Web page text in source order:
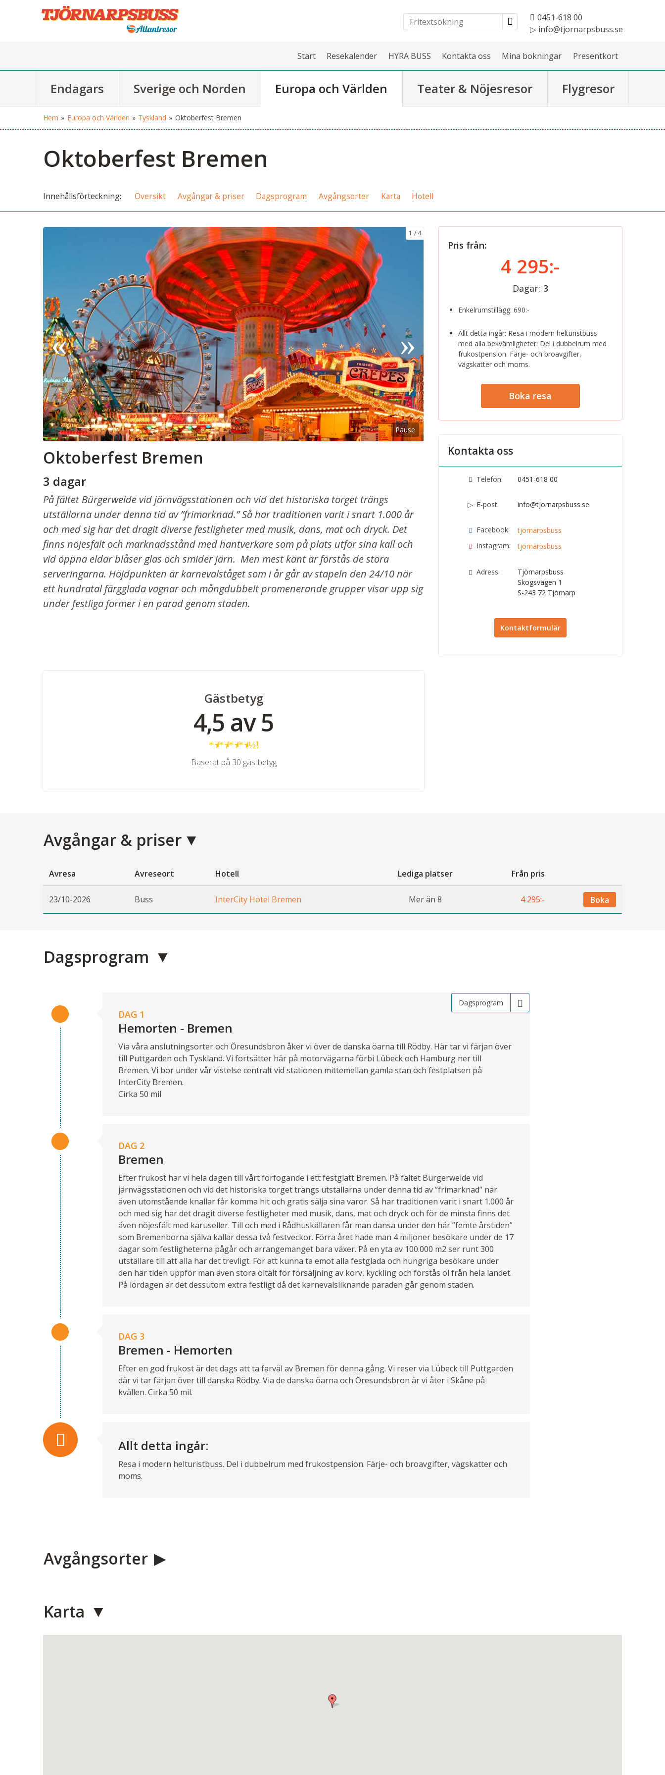
0451-618 00
info@tjornarpsbuss.se
Start Resekalender HYRA BUSS Kontakta oss Mina bokningar Presentkort
Endagars Sverige och Norden Europa och Världen Teater & Nöjesresor Flygresor
Hem » Europa och Världen » Tyskland » Oktoberfest Bremen
Oktoberfest Bremen
Innehållsförteckning Översikt Avgångar & priser Dagsprogram Avgångsorter Karta Hotell
Pause
1 4
Oktoberfest Bremen
3 dagar
På fältet Bürgerweide vid järnvägsstationen och vid det historiska torget trängs
utställarna under denna tid av ”frimarknad.” Så har traditionen varit i snart 1.000 år
och med sig har det dragit diverse festligheter med musik, dans, mat och dryck. Det
finns nöjesfält och marknadsstånd med hantverkare som på plats utför sina kall och
vid öppna eldar blåser glas och smider järn. Men mest känt är förstås de stora
serveringarna. Höjdpunkten är karnevalståget som i år går av stapeln den 24/10 när
ett hundratal färgglada vagnar och mångdubbelt promenerande grupper visar upp sig
under festliga former i en parad genom staden.
Gästbetyg
4,5 av 5
★★★★ ½
Baserat på 30 gästbetyg
Pris från:
4 295:-
Dagar: 3
Enkelrumstillägg: 690:-
Allt detta ingår: Resa i modern helturistbuss
med alla bekvämligheter. Del i dubbelrum med
frukostpension. Färje- och broavgifter,
vägskatter och moms.
Boka resa
Kontakta oss
Telefon: 0451-618 00
E-post: info@tjornarpsbuss.se
Facebook:
tjornarpsbuss
Instagram:
tjornarpsbuss
Adress:
Tjörnarpsbuss
Skogsvägen 1
S-243 72 Tjörnarp
Kontaktformulär
Avgångar & priser
Avresa Avreseort Hotell Lediga platser Från pris
23/10-2026 Buss InterCity Hotel Bremen Mer än 8 4 295:- Boka
Dagsprogram
Dagsprogram
DAG 1
Hemorten - Bremen
Via våra anslutningsorter och Öresundsbron åker vi över de danska öarna till Rödby. Här tar vi färjan över
till Puttgarden och Tyskland. Vi fortsätter här på motorvägarna förbi Lübeck och Hamburg ner till
Bremen. Vi bor under vår vistelse centralt vid stationen mittemellan gamla stan och festplatsen på
InterCity Bremen.
Cirka 50 mil
DAG 2
Bremen
Efter frukost har vi hela dagen till vårt förfogande i ett festglatt Bremen. På fältet Bürgerweide vid
järnvägsstationen och vid det historiska torget trängs utställarna under denna tid av ”frimarknad” när
även utomstående knallar får komma hit och gratis sälja sina varor. Så har traditionen varit i snart 1.000 år
och med sig har det dragit diverse festligheter med musik, dans, mat och dryck och för de minsta finns det
även nöjesfält med karuseller. Till och med i Rådhuskällaren får man dansa under den här ”femte årstiden”
som Bremenborna själva kallar dessa två festveckor. Förra året hade man 4 miljoner besökare under de 17
dagar som festligheterna pågår och arrangemanget bara växer. På en yta av 100.000 m2 ser runt 300
utställare till att alla har det trevligt. För att kunna ta emot alla festglada och hungriga besökare under
den här tiden uppför man även stora öltält för försäljning av korv, kyckling och förstås öl från hela landet.
På lördagen är det dessutom extra festligt då det karnevalsliknande paraden går genom staden.
DAG 3
Bremen - Hemorten
Efter en god frukost är det dags att ta farväl av Bremen för denna gång. Vi reser via Lübeck till Puttgarden
där vi tar färjan över till danska Rödby. Via de danska öarna och Öresundsbron är vi åter i Skåne på
kvällen. Cirka 50 mil.
Allt detta ingår:
Resa i modern helturistbuss. Del i dubbelrum med frukostpension. Färje- och broavgifter, vägskatter och
moms.
Avgångsorter
Karta